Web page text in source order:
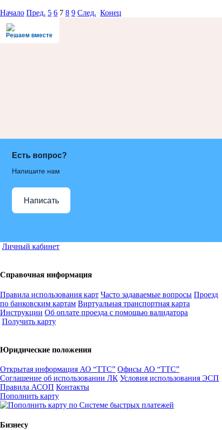
Начало Пред. 5 6 7 8 9 След. Конец
Решаем вместе
Есть вопрос?
Напишите нам
Написать
Личный кабинет
Справочная информация
Правила использования карт Часто задаваемые вопросы Проезд
по банковским картам Виртуальная транспортная карта
Инструкции Об оплате проезда с помощью валидатора
Получить карту
Юридические положения
Открытая информация АО “ТТС” Офисы АО “ТТС”
Соглашение об использовании ЛК Условия использования ЭСП
Правила АСОП Контакты
Пополнить карту
Бизнесу